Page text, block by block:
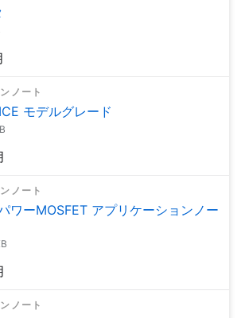
ノート
モデルグレード
ノート
ワーMOSFET アプリケーションノー
ノート